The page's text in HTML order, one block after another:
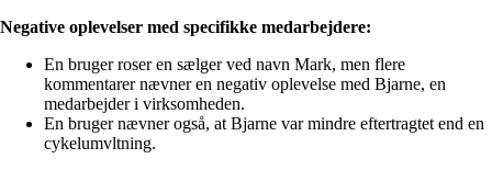
Negative oplevelser med specifikke medarbejdere:
En bruger roser en sælger ved navn Mark, men flere
kommentarer nævner en negativ oplevelse med Bjarne, en
medarbejder i virksomheden.
En bruger nævner også, at Bjarne var mindre eftertragtet end en
cykelumvltning.